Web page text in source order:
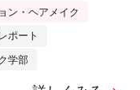
ン・ヘアメイク
ポート
学部